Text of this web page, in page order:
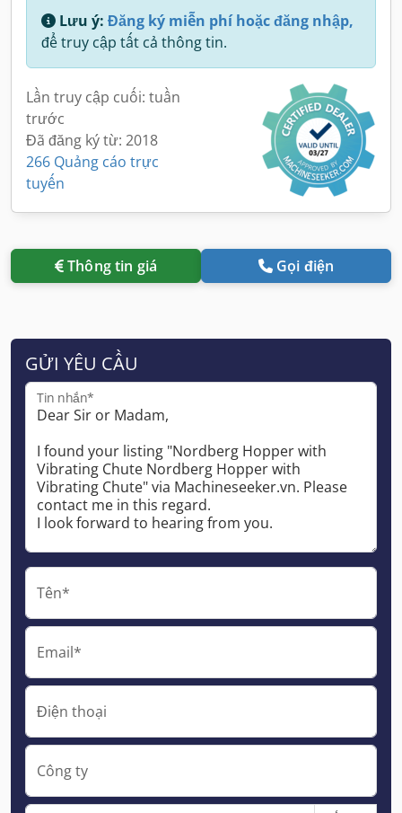
Lưu ý: Đăng ký miễn phí hoặc đăng nhập,
để truy cập tất cả thông tin.
Lần truy cập cuối: tuần
trước
Đã đăng ký từ: 2018
266 Quảng cáo trực
tuyến
Thông tin giá Gọi điện
GỬI YÊU CẦU
Tin nhắn*
Tên*
Email*
Điện thoại
Công ty